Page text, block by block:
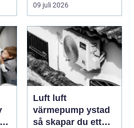
09 juli 2026
Luft luft
värmepump ystad
så skapar du ett